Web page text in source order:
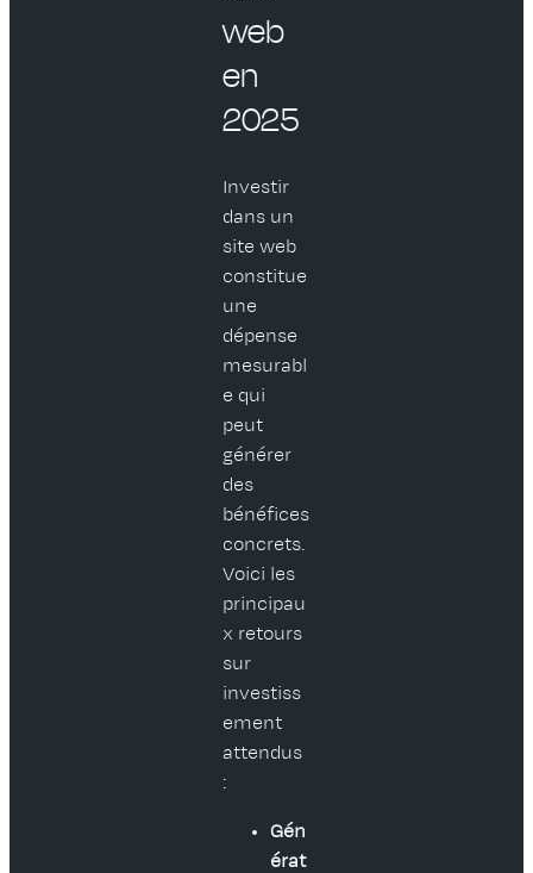
web
en
2025
Investir
dans un
site web
constitue
une
dépense
mesurabl
e qui
peut
générer
des
bénéfices
concrets.
Voici les
principau
x retours
sur
investiss
ement
attendus
:
Gén
érat